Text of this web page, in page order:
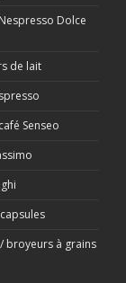
Dolce
de lait
Senseo
broyeurs à grains